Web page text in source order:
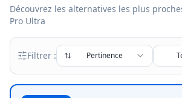
Découvrez les alternatives les plus
Pro Ultra
Filtrer : Pertinence